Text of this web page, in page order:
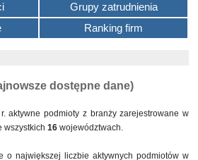
Grupy zatrudnienia
Ranking firm
dostępne dane)
aktywne podmioty z branży zarejestrowane w
wszystkich 16 województwach.
o największej liczbie aktywnych podmiotów w